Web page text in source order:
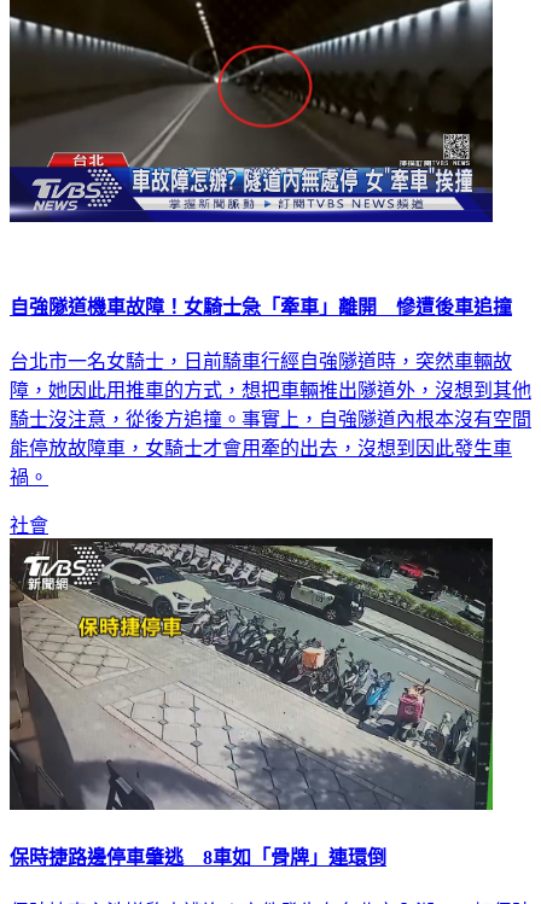
自強隧道機車故障！女騎士急「牽車」離開 慘遭後車追撞
台北市一名女騎士，日前騎車行經自強隧道時，突然車輛故
障，她因此用推車的方式，想把車輛推出隧道外，沒想到其他
騎士沒注意，從後方追撞。事實上，自強隧道內根本沒有空間
能停放故障車，女騎士才會用牽的出去，沒想到因此發生車
禍。
社會
保時捷路邊停車肇逃 8車如「骨牌」連環倒